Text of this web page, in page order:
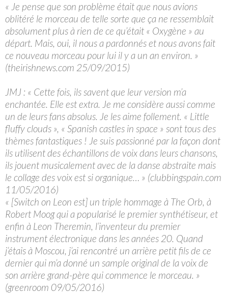
« Je pense que son problème était que nous avions
oblitéré le morceau de telle sorte que ça ne ressemblait
absolument plus à rien de ce qu’était « Oxygène » au
départ. Mais, oui, il nous a pardonnés et nous avons fait
ce nouveau morceau pour lui il y a un an environ. »
(theirishnews.com 25/09/2015)
JMJ : « Cette fois, ils savent que leur version m’a
enchantée. Elle est extra. Je me considère aussi comme
un de leurs fans absolus. Je les aime follement. « Little
fluffy clouds », « Spanish castles in space » sont tous des
thèmes fantastiques ! Je suis passionné par la façon dont
ils utilisent des échantillons de voix dans leurs chansons,
ils jouent musicalement avec de la danse abstraite mais
le collage des voix est si organique… » (clubbingspain.com
11/05/2016)
« [Switch on Leon est] un triple hommage à The Orb, à
Robert Moog qui a popularisé le premier synthétiseur, et
enfin à Leon Theremin, l’inventeur du premier
instrument électronique dans les années 20. Quand
j’étais à Moscou, j’ai rencontré un arrière petit fils de ce
dernier qui m’a donné un sample original de la voix de
son arrière grand-père qui commence le morceau. »
(greenroom 09/05/2016)